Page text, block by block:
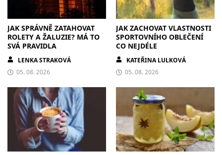
JAK SPRÁVNĚ ZATAHOVAT
ROLETY A ŽALUZIE? MÁ TO
SVÁ PRAVIDLA
LENKA STRAKOVÁ
05. 08. 2026
JAK ZACHOVAT VLASTNOSTI
SPORTOVNÍHO OBLEČENÍ
CO NEJDÉLE
KATEŘINA LULKOVÁ
05. 08. 2026